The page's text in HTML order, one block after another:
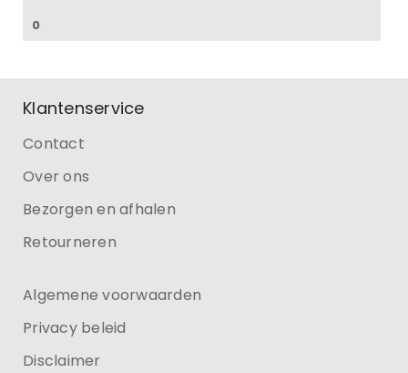
0
Klantenservice
Contact
Over ons
Bezorgen en afhalen
Retourneren
Algemene voorwaarden
Privacy beleid
Disclaimer